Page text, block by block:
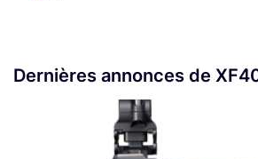
Dernières annonces de